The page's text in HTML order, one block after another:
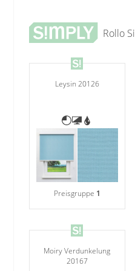
Rollo
Leysin 20126
Preisgruppe 1
Moiry Verdunkelung
20167